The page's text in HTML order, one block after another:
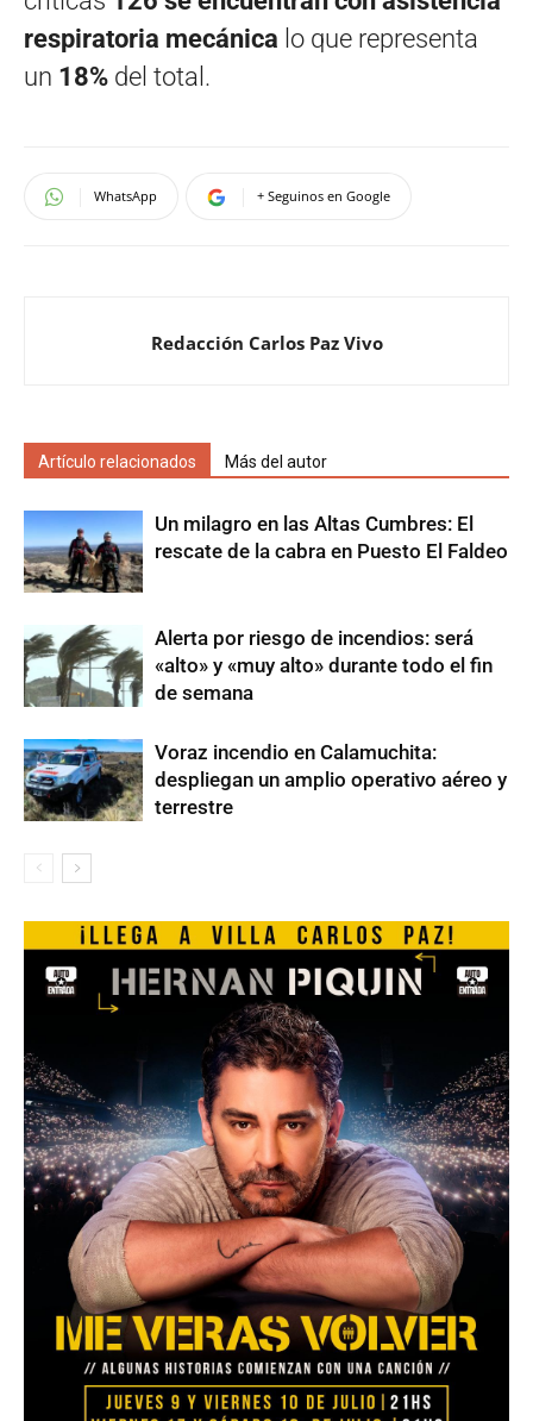
respiratoria mecánica lo que representa
un 18% del total.
WhatsApp + Seguinos en Google
Redacción Carlos Paz Vivo
Artículo relacionados Más del autor
Un milagro en las Altas Cumbres: El
rescate de la cabra en Puesto El Faldeo
Alerta por riesgo de incendios: será
«alto» y «muy alto» durante todo el fin
de semana
Voraz incendio en Calamuchita:
despliegan un amplio operativo aéreo y
terrestre